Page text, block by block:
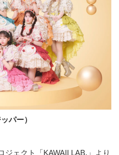
パー）
ェクト「KAWAII LAB.」より